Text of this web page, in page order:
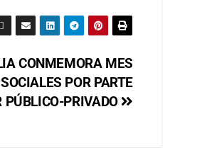
CONMEMORA MES
POR PARTE
PÚBLICO-PRIVADO